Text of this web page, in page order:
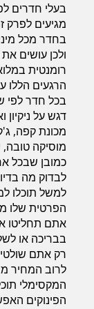
בעלי חדרים
מגיעים לפרק
בחדר מכל
ולכן עושים
רומנטית
הרגעים הללו
בכל חדר לפי
דגש על ניקיון
מכונת קפה,
מוסיקה טובה,
כמובן שבכל
לבדוק מה
למשל תוכלו
הפרטית שלו
אתם תחליטו
בבריכה או
רק אתם
לרוב המחיר
המקסימלי
הפינוקים